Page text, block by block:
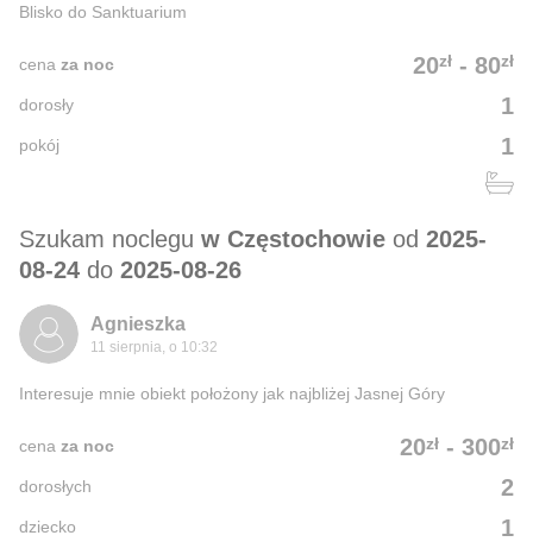
Blisko do Sanktuarium
20zł - 80zł
cena za noc
1
dorosły
1
pokój
Szukam noclegu w Częstochowie od 2025-
08-24 do 2025-08-26
Agnieszka
11 sierpnia, o 10:32
Interesuje mnie obiekt położony jak najbliżej Jasnej Góry
20zł - 300zł
cena za noc
2
dorosłych
1
dziecko